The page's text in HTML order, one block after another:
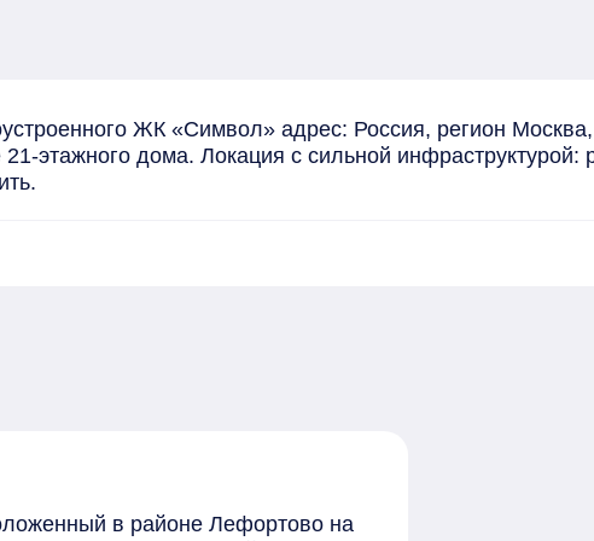
ЖК «Символ» адрес: Россия, регион
этажного дома. Локация с сильной
в районе Лефортово на